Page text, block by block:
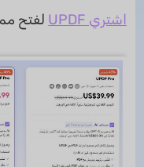
اشتري UPDF لفتح